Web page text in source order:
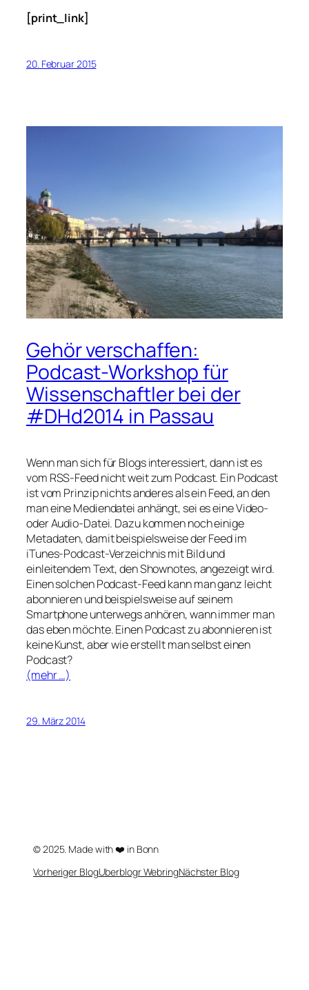
[print_link]
20. Februar 2015
Gehör verschaffen:
Podcast-Workshop für
Wissenschaftler bei der
#DHd2014 in Passau
Wenn man sich für Blogs interessiert, dann ist es
vom RSS-Feed nicht weit zum Podcast. Ein Podcast
ist vom Prinzip nichts anderes als ein Feed, an den
man eine Mediendatei anhängt, sei es eine Video-
oder Audio-Datei. Dazu kommen noch einige
Metadaten, damit beispielsweise der Feed im
iTunes-Podcast-Verzeichnis mit Bild und
einleitendem Text, den Shownotes, angezeigt wird.
Einen solchen Podcast-Feed kann man ganz leicht
abonnieren und beispielsweise auf seinem
Smartphone unterwegs anhören, wann immer man
das eben möchte. Einen Podcast zu abonnieren ist
keine Kunst, aber wie erstellt man selbst einen
Podcast?
(mehr …)
29. März 2014
© 2025. Made with ❤️ in Bonn
Vorheriger BlogUberblogr WebringNächster Blog